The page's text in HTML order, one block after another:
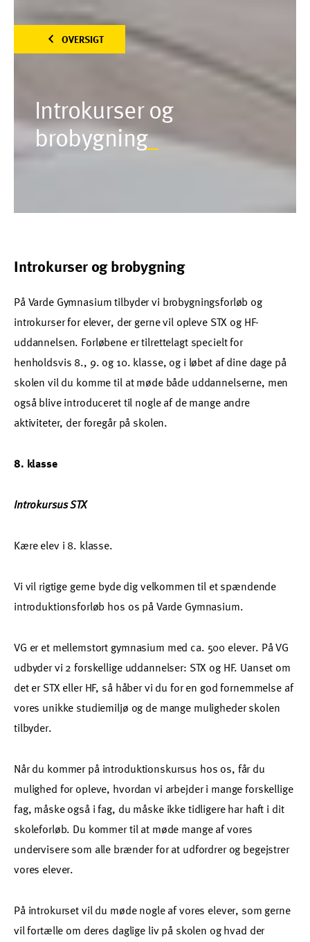
OVERSIGT
Introkurser og
brobygning_
Introkurser og brobygning
På Varde Gymnasium tilbyder vi brobygningsforløb og
introkurser for elever, der gerne vil opleve STX og HF-
uddannelsen. Forløbene er tilrettelagt specielt for
henholdsvis 8., 9. og 10. klasse, og i løbet af dine dage på
skolen vil du komme til at møde både uddannelserne, men
også blive introduceret til nogle af de mange andre
aktiviteter, der foregår på skolen.
8. klasse
Introkursus STX
Kære elev i 8. klasse.
Vi vil rigtige gerne byde dig velkommen til et spændende
introduktionsforløb hos os på Varde Gymnasium.
VG er et mellemstort gymnasium med ca. 500 elever. På VG
udbyder vi 2 forskellige uddannelser: STX og HF. Uanset om
det er STX eller HF, så håber vi du for en god fornemmelse af
vores unikke studiemiljø og de mange muligheder skolen
tilbyder.
Når du kommer på introduktionskursus hos os, får du
mulighed for opleve, hvordan vi arbejder i mange forskellige
fag, måske også i fag, du måske ikke tidligere har haft i dit
skoleforløb. Du kommer til at møde mange af vores
undervisere som alle brænder for at udfordrer og begejstrer
vores elever.
På introkurset vil du møde nogle af vores elever, som gerne
vil fortælle om deres daglige liv på skolen og hvad der